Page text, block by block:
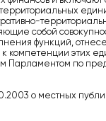
собой
функций,
к компетенции этих
Парламентом по
о местных